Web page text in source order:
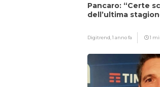
Pancaro: “Certe
dell’ultima
Digitrend,1 anno fa 1